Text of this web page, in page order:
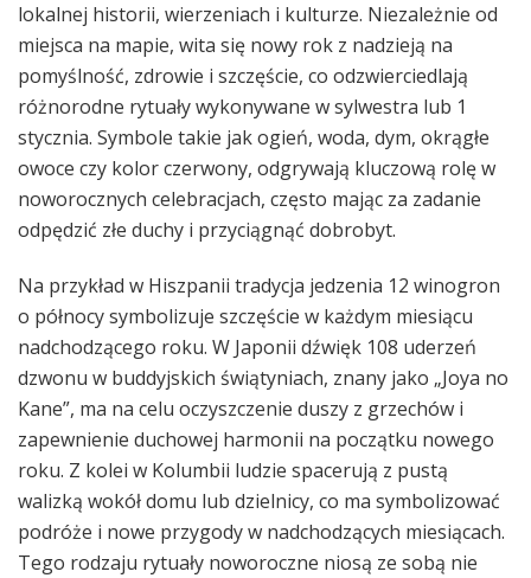
lokalnej historii, wierzeniach i kulturze. Niezależnie od
miejsca na mapie, wita się nowy rok z nadzieją na
pomyślność, zdrowie i szczęście, co odzwierciedlają
różnorodne rytuały wykonywane w sylwestra lub 1
stycznia. Symbole takie jak ogień, woda, dym, okrągłe
owoce czy kolor czerwony, odgrywają kluczową rolę w
noworocznych celebracjach, często mając za zadanie
odpędzić złe duchy i przyciągnąć dobrobyt.
Na przykład w Hiszpanii tradycja jedzenia 12 winogron
o północy symbolizuje szczęście w każdym miesiącu
nadchodzącego roku. W Japonii dźwięk 108 uderzeń
dzwonu w buddyjskich świątyniach, znany jako „Joya no
Kane”, ma na celu oczyszczenie duszy z grzechów i
zapewnienie duchowej harmonii na początku nowego
roku. Z kolei w Kolumbii ludzie spacerują z pustą
walizką wokół domu lub dzielnicy, co ma symbolizować
podróże i nowe przygody w nadchodzących miesiącach.
Tego rodzaju rytuały noworoczne niosą ze sobą nie